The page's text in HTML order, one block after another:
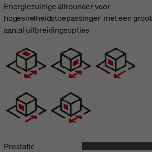
Energiezuinige allrounder voor
hogesnelheidstoepassingen met een groot
aantal uitbreidingsopties
Prestatie